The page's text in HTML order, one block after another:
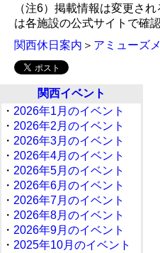
（注6）掲載情報は変更さ
は各施設の公式サイトで確
関西休日案内 ＞ アミューズ
関西イベント
・ 2026年1月のイベント
・ 2026年2月のイベント
・ 2026年3月のイベント
・ 2026年4月のイベント
・ 2026年5月のイベント
・ 2026年6月のイベント
・ 2026年7月のイベント
・ 2026年8月のイベント
・ 2026年9月のイベント
・ 2025年10月のイベント